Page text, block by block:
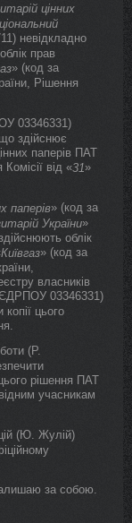
цінних
невідкладно
прав
» (код за
Рішення
03346331)
здійснює
паперів ПАТ
від «31»
паперів» (код за
України»
облік
Київгаз» (код за
власників
03346331)
цього
(Р.
рішення ПАТ
учасникам
(Ю. Жулій)
за собою.